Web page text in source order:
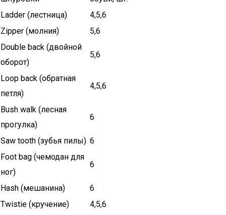
Ladder (лестница)
4,5,6
Zipper (молния)
5,6
Double back (двойной
оборот)
5,6
Loop back (обратная
петля)
4,5,6
Bush walk (лесная
прогулка)
6
Saw tooth (зубья пилы) 6
Foot bag (чемодан для
ног)
6
Hash (мешанина)
6
Twistie (кручение)
4,5,6